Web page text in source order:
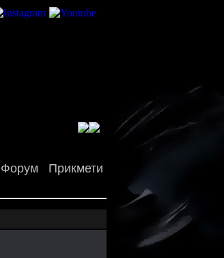
Форум
Прикмети